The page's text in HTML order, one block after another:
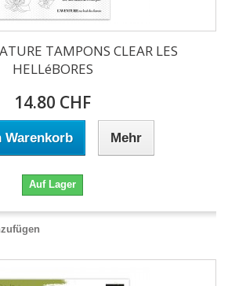
TAMPONS CLEAR LES
HELLéBORES
14.80 CHF
Warenkorb Mehr
Auf Lager